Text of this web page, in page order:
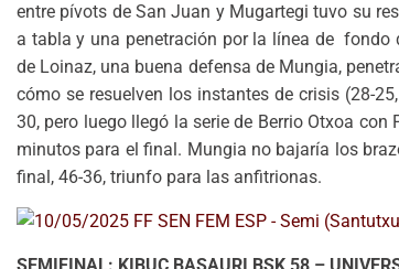
entre pívots de San Juan y Mugartegi tuvo su
a tabla y una penetración por la línea de fondo
de Loinaz, una buena defensa de Mungia,
cómo se resuelven los instantes de crisis (28-
30, pero luego llegó la serie de Berrio Otxoa
minutos para el final. Mungia no bajaría los
final, 46-36, triunfo para las anfitrionas.